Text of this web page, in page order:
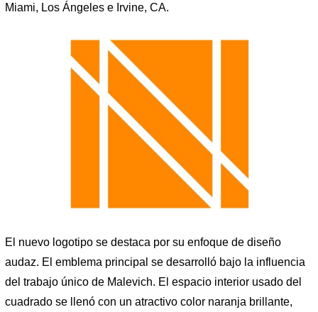
Miami, Los Ángeles e Irvine, CA.
El nuevo logotipo se destaca por su enfoque de diseño
audaz. El emblema principal se desarrolló bajo la influencia
del trabajo único de Malevich. El espacio interior usado del
cuadrado se llenó con un atractivo color naranja brillante,